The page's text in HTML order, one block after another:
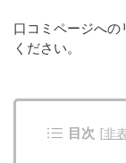
口コミページへの
ください。
目次 [非